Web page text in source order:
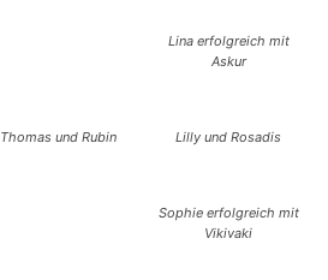
Lina erfolgreich mit
Askur
Thomas und Rubin Lilly und Rosadis
Sophie erfolgreich mit
Vikivaki